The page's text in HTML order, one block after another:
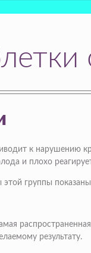
к нарушению
и плохо
этой группы
результату.